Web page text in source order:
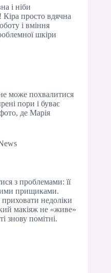
і ніби
просто вдячна
і вміння
шкіри
може похвалитися
пори і буває
де Марія
з проблемами: її
прищиками.
недоліки
макіяж не «живе»
знову помітні.